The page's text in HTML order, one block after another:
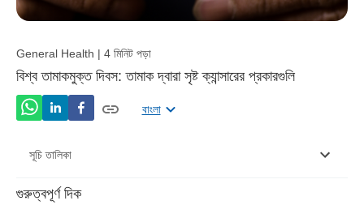
General Health | 4 মিনিট পড়া
বিশ্ব তামাকমুক্ত দিবস: তামাক দ্বারা সৃষ্ট ক্যান্সারের প্রকারগুলি
বাংলা
সূচি তালিকা
গুরুত্বপূর্ণ দিক